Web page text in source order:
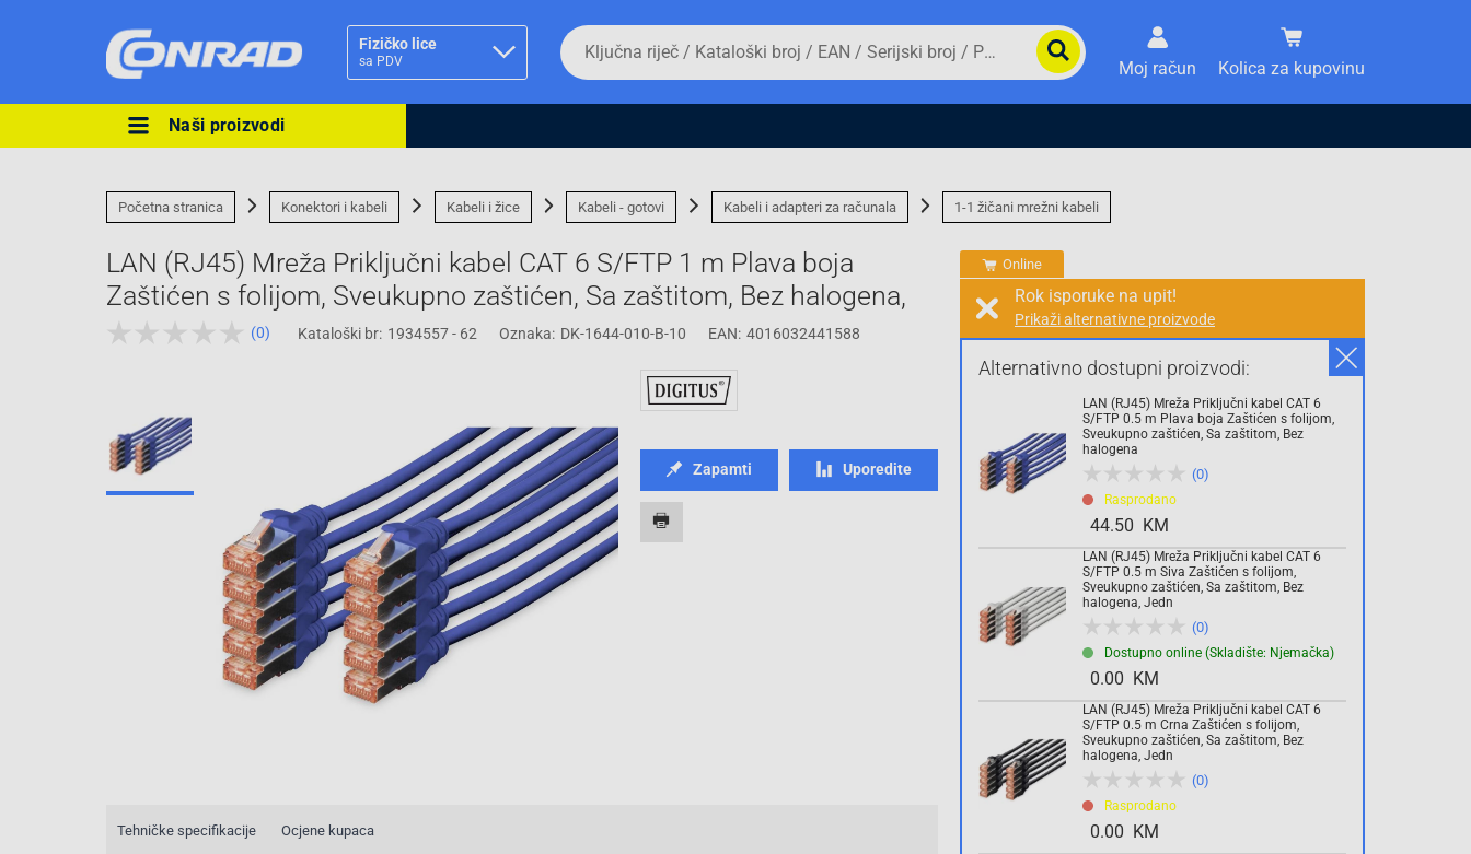
Fizičko lice
sa PDV
Ova postavka prilagođava asortiman proizvoda i
Pravno lice Fizičko lice
Da
biste
potražili
proizvod,
broj,
EAN
serijski
broj
Moj račun Kolica za kupovinu
Naši proizvodi
Početna stranica Konektori i kabeli Kabeli i žice Kabeli - gotovi Kabeli i adapteri za računala 1-1 žičani mrežni kabeli
LAN (RJ45) Mreža Priključni kabel CAT 6 S/FTP 1 m Plava boja
Zaštićen s folijom, Sveukupno zaštićen, Sa zaštitom, Bez halogena,
(0) Kataloški br: 1934557 - 62 Oznaka: DK-1644-010-B-10 EAN: 4016032441588
Online
Alternativno dostupni proizvodi:
LAN (RJ45) Mreža Priključni kabel CAT 6
S/FTP 0.5 m Plava boja Zaštićen s folijom,
Sveukupno zaštićen, Sa zaštitom, Bez
halogena
(0)
Rasprodano
44.50 KM
LAN (RJ45) Mreža Priključni kabel CAT 6
S/FTP 0.5 m Siva Zaštićen s folijom,
Sveukupno zaštićen, Sa zaštitom, Bez
halogena, Jedn
(0)
Dostupno online (Skladište: Njemačka)
0.00 KM
LAN (RJ45) Mreža Priključni kabel CAT 6
S/FTP 0.5 m Crna Zaštićen s folijom,
Sveukupno zaštićen, Sa zaštitom, Bez
halogena, Jedn
(0)
Rasprodano
0.00 KM
Rok isporuke na upit!
Prikaži alternativne proizvode
Prodaja i slanje od: Architektengruppe S71 d.o.o.
56.50 KM
sa PDV Troškovi dostave
Dodaj u košaricu
Zapamti Uporedite
Tehničke specifikacije Ocjene kupaca